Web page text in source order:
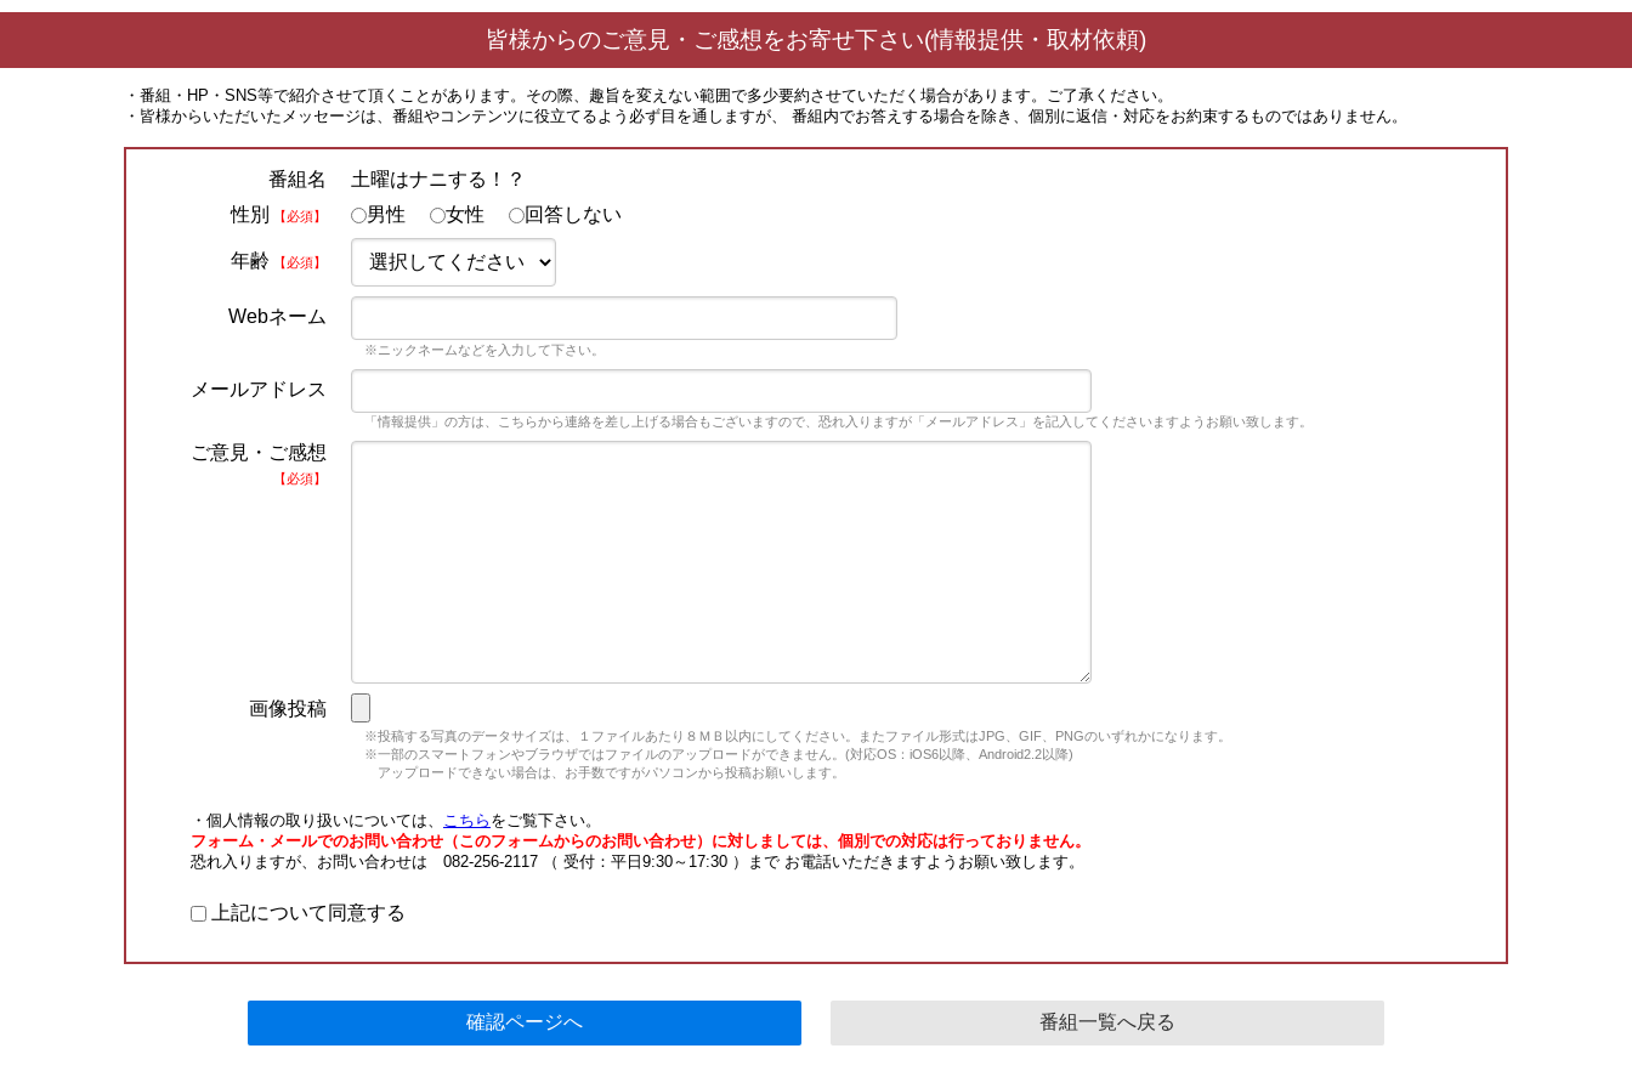
皆様からのご意見・ご感想をお寄せ下さい(情報提供・取材依頼)
・番組・HP・SNS等で紹介させて頂くことがあります。その際、趣旨を変えない範囲で多少要約させていただく場合があります。ご了承ください。
・皆様からいただいたメッセージは、番組やコンテンツに役立てるよう必ず目を通しますが、 番組内でお答えする場合を除き、個別に返信・対応をお約束するものではありません。
番組名
土曜はナニする！？
性別
【必須】 男性 女性 回答しない
年齢 【必須】
Webネーム
※ニックネームなどを入力して下さい。
メールアドレス
「情報提供」の方は、こちらから連絡を差し上げる場合もございますので、恐れ入りますが「メールアドレス」を記入してくださいますようお願い致します。
ご意見・ご感想
【必須】
画像投稿
※投稿する写真のデータサイズは、１ファイルあたり８ＭＢ以内にしてください。またファイル形式はJPG、GIF、PNGのいずれかになります。
※一部のスマートフォンやブラウザではファイルのアップロードができません。(対応OS：iOS6以降、Android2.2以降)
アップロードできない場合は、お手数ですがパソコンから投稿お願いします。
・個人情報の取り扱いについては、 こちら をご覧下さい。
フォーム・メールでのお問い合わせ（このフォームからのお問い合わせ）に対しましては、個別での対応は行っておりません。
恐れ入りますが、お問い合わせは 082-256-2117 （ 受付：平日9:30～17:30 ）まで お電話いただきますようお願い致します。
上記について同意する
確認ページへ 番組一覧へ戻る